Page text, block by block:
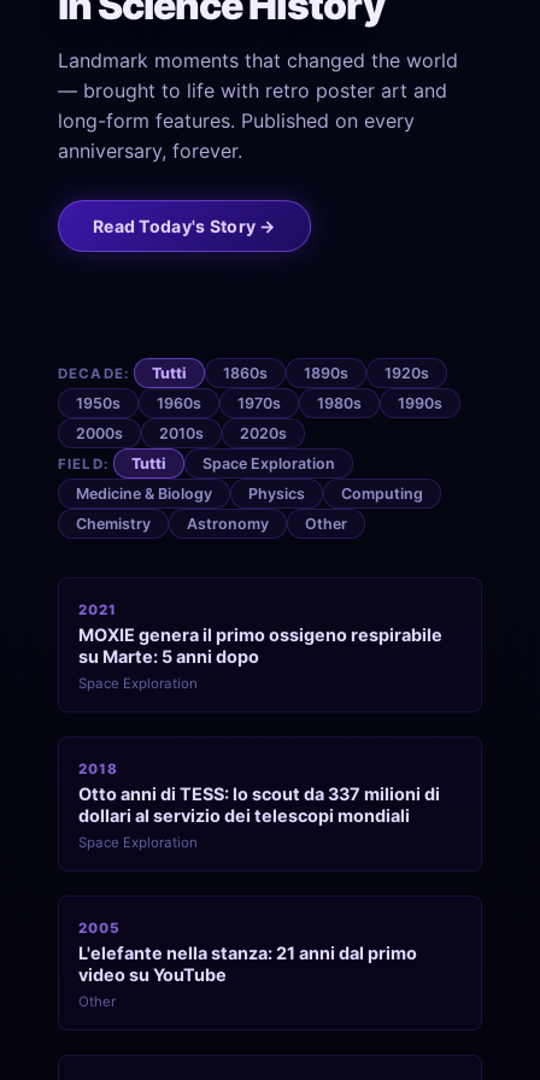
Landmark moments that changed the world
— brought to life with retro poster art and
long-form features. Published on every
anniversary, forever.
Read Today's Story →
DECADE: Tutti 1860s 1890s
1920s
1950s
1960s 1970s 1980s
1990s
2000s
2010s 2020s
FIELD: Tutti
Space Exploration
Medicine & Biology
Physics
Computing
Chemistry
Astronomy Other
2021
MOXIE genera il primo ossigeno respirabile
su Marte: 5 anni dopo
Space Exploration
2018
Otto anni di TESS: lo scout da 337 milioni di
dollari al servizio dei telescopi mondiali
Space Exploration
2005
L'elefante nella stanza: 21 anni dal primo
video su YouTube
Other